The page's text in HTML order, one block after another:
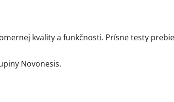
kvality a funkčnosti. Prísne testy
Novonesis.